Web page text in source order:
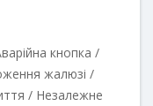
кнопка /
жалюзі /
/ Незалежне